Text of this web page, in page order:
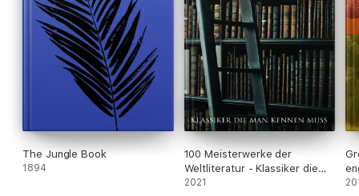
The Jungle Book
1894
100 Meisterwerke der
Weltliteratur - Klassiker die
man kennen muss
2021
in